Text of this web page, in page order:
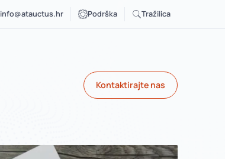
info@atauctus.hr Podrška Tražilica
Kontaktirajte nas